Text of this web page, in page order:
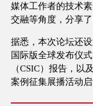
媒体工作者的技术
交融等角度，分享
据悉，本次论坛还
国际版全球发布仪
（CSIC）报告，以
案例征集展播活动启